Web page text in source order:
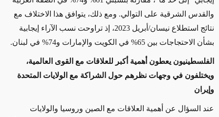
والقدس الشرقية على التوالي. ومع ذلك، يتوافق هذا الاختلاف مع
نتائج استطلاع نيسان/أبريل 2023، إذ تراوحت نسب الآراء إيجابية
بشأن الاحتجاجات بين 65% في الكويت والإمارات و74% في لبنان.
الفلسطينيون يعطون أهمية أكبر للعلاقات مع القوى العالمية،
ويختلفون في وجهات نظرهم حول الشراكة مع الولايات المتحدة
وإيران
عند السؤال عن أهمية العلاقات مع الصين وروسيا والولايات